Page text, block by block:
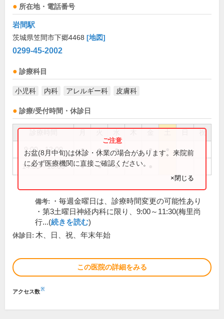
所在地・電話番号
岩間駅
茨城県笠間市下郷4468 [地図]
0299-45-2002
診療科目
小児科 内科 アレルギー科 皮膚科
診療/受付時間・休診日
祝
9:00～12:00 ● ● ● ●
14:30～18:00 ● ● ●
お盆(8月中旬)は休診・休業の場合があります。来院前
に必ず医療機関に直接ご確認ください。
×閉じる
備考:
・毎週金曜日は、診療時間変更の可能性あり
・第3土曜日神経内科に限り、9:00～11:30(梅里尚
行...(続きを読む)
休診日: 木、日、祝、年末年始
この医院の詳細をみる
アクセス数※